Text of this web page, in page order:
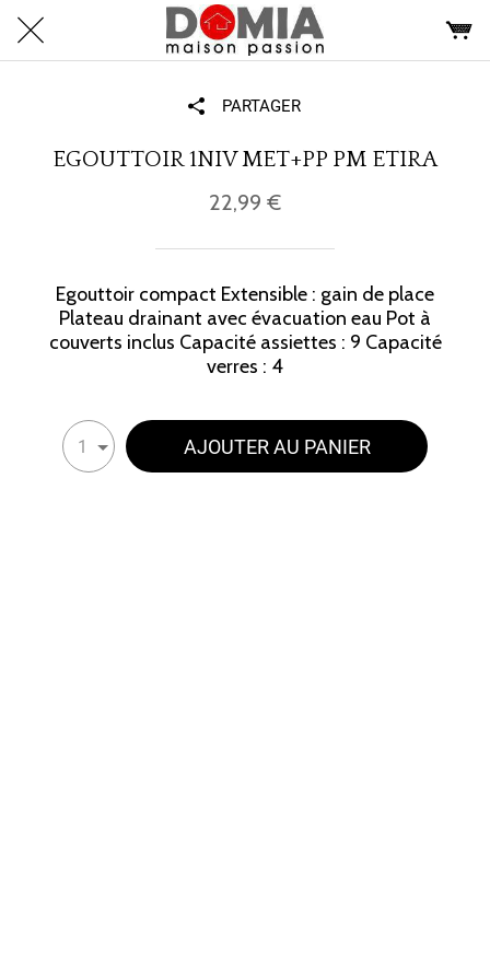
PARTAGER
EGOUTTOIR 1NIV MET+PP PM ETIRA
22,99 €
Egouttoir compact Extensible : gain de place
Plateau drainant avec évacuation eau Pot à
couverts inclus Capacité assiettes : 9 Capacité
verres : 4
1 AJOUTER AU PANIER